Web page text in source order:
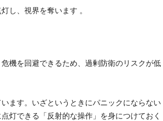
し、視界を奪います 。
機を回避できるため、過剰防衛のリスクが低
ます。いざというときにパニックにならない
灯できる「反射的な操作」を身につけておく